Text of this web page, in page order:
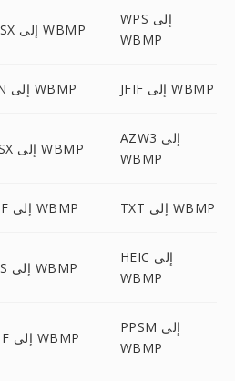
PPSX إلى WBMP
WPS إلى
WBMP
BIN إلى WBMP JFIF إلى WBMP
XLSX إلى WBMP
AZW3 إلى
WBMP
DXF إلى WBMP TXT إلى WBMP
PPS إلى WBMP
HEIC إلى
WBMP
OTF إلى WBMP
PPSM إلى
WBMP